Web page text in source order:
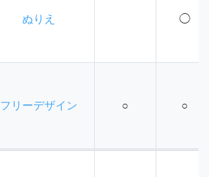
ぬりえ ◯
フリーデザイン ○ ○